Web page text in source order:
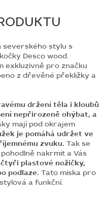
severského stylu s
Desco wood.
exkluzivně pro značku
z dřevěné překližky a
držení těla i kloubů
nepřirozeně ohýbat, a
mají pod okrajem
je pomáhá udržet ve
zvuku. Tak se
nakrmit a Vás
plastové nožičky,
podlaze. Tato miska pro
a funkční.